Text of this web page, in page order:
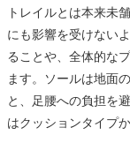
トレイルとは本来未
にも影響を受けない
ることや、全体的な
ます。ソールは地面
と、足腰への負担を
はクッションタイプ